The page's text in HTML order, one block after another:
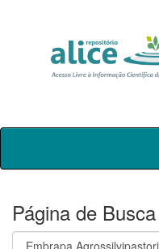
Skip
Página de Busca